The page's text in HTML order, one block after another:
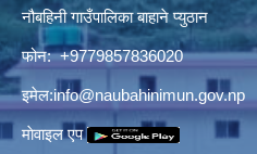
नौबहिनी गाउँपालिका बाहाने प्युठान
फोन: +9779857836020
इमेल:info@naubahinimun.gov.np
माेवाइल एप